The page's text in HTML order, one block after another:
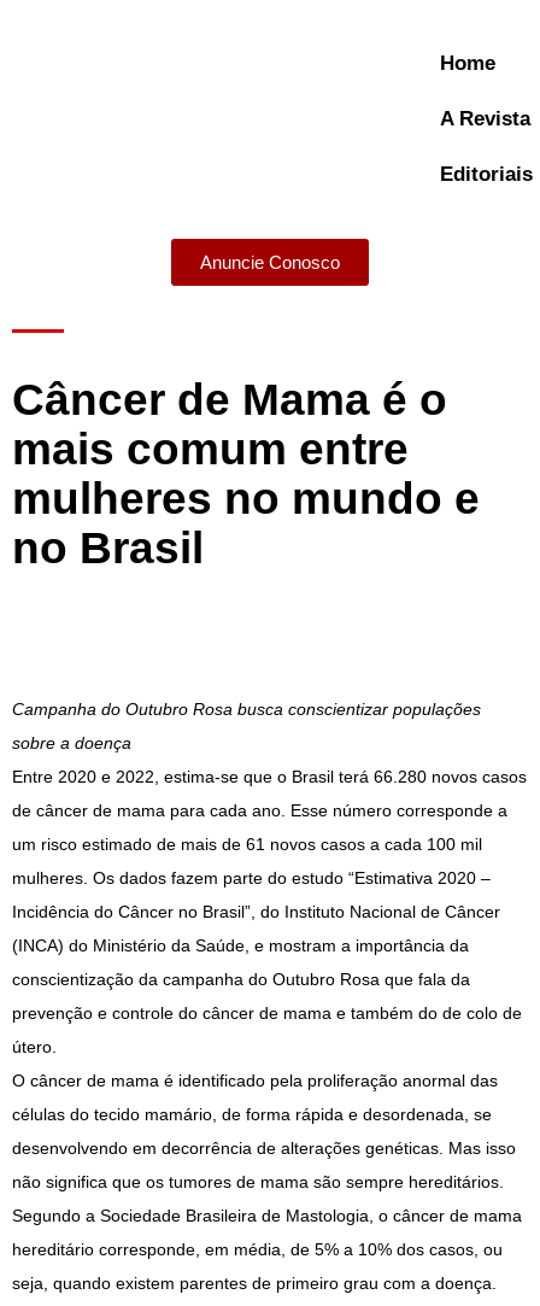
Home
A Revista
Editoriais
Anuncie Conosco
Câncer de Mama é o
mais comum entre
mulheres no mundo e
no Brasil
Campanha do Outubro Rosa busca conscientizar populações
sobre a doença
Entre 2020 e 2022, estima-se que o Brasil terá 66.280 novos casos
de câncer de mama para cada ano. Esse número corresponde a
um risco estimado de mais de 61 novos casos a cada 100 mil
mulheres. Os dados fazem parte do estudo “Estimativa 2020 –
Incidência do Câncer no Brasil”, do Instituto Nacional de Câncer
(INCA) do Ministério da Saúde, e mostram a importância da
conscientização da campanha do Outubro Rosa que fala da
prevenção e controle do câncer de mama e também do de colo de
útero.
O câncer de mama é identificado pela proliferação anormal das
células do tecido mamário, de forma rápida e desordenada, se
desenvolvendo em decorrência de alterações genéticas. Mas isso
não significa que os tumores de mama são sempre hereditários.
Segundo a Sociedade Brasileira de Mastologia, o câncer de mama
hereditário corresponde, em média, de 5% a 10% dos casos, ou
seja, quando existem parentes de primeiro grau com a doença.